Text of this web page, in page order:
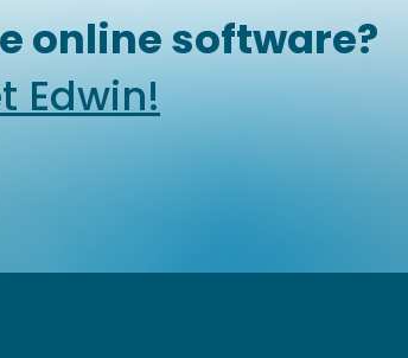
online software?
Edwin!